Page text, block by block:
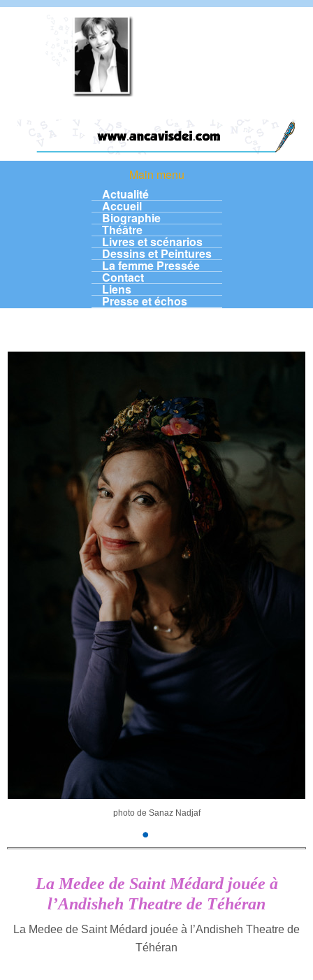
Aller au contenu principal
Main menuMain menu
Actualité
Accueil
Biographie
Théâtre
Livres et scénarios
Dessins et Peintures
La femme Pressée
Contact
Liens
Presse et échos
photo de Sanaz Nadjaf
La Medee de Saint Médard jouée à
l’Andisheh Theatre de Téhéran
La Medee de Saint Médard jouée à l’Andisheh Theatre de
Téhéran